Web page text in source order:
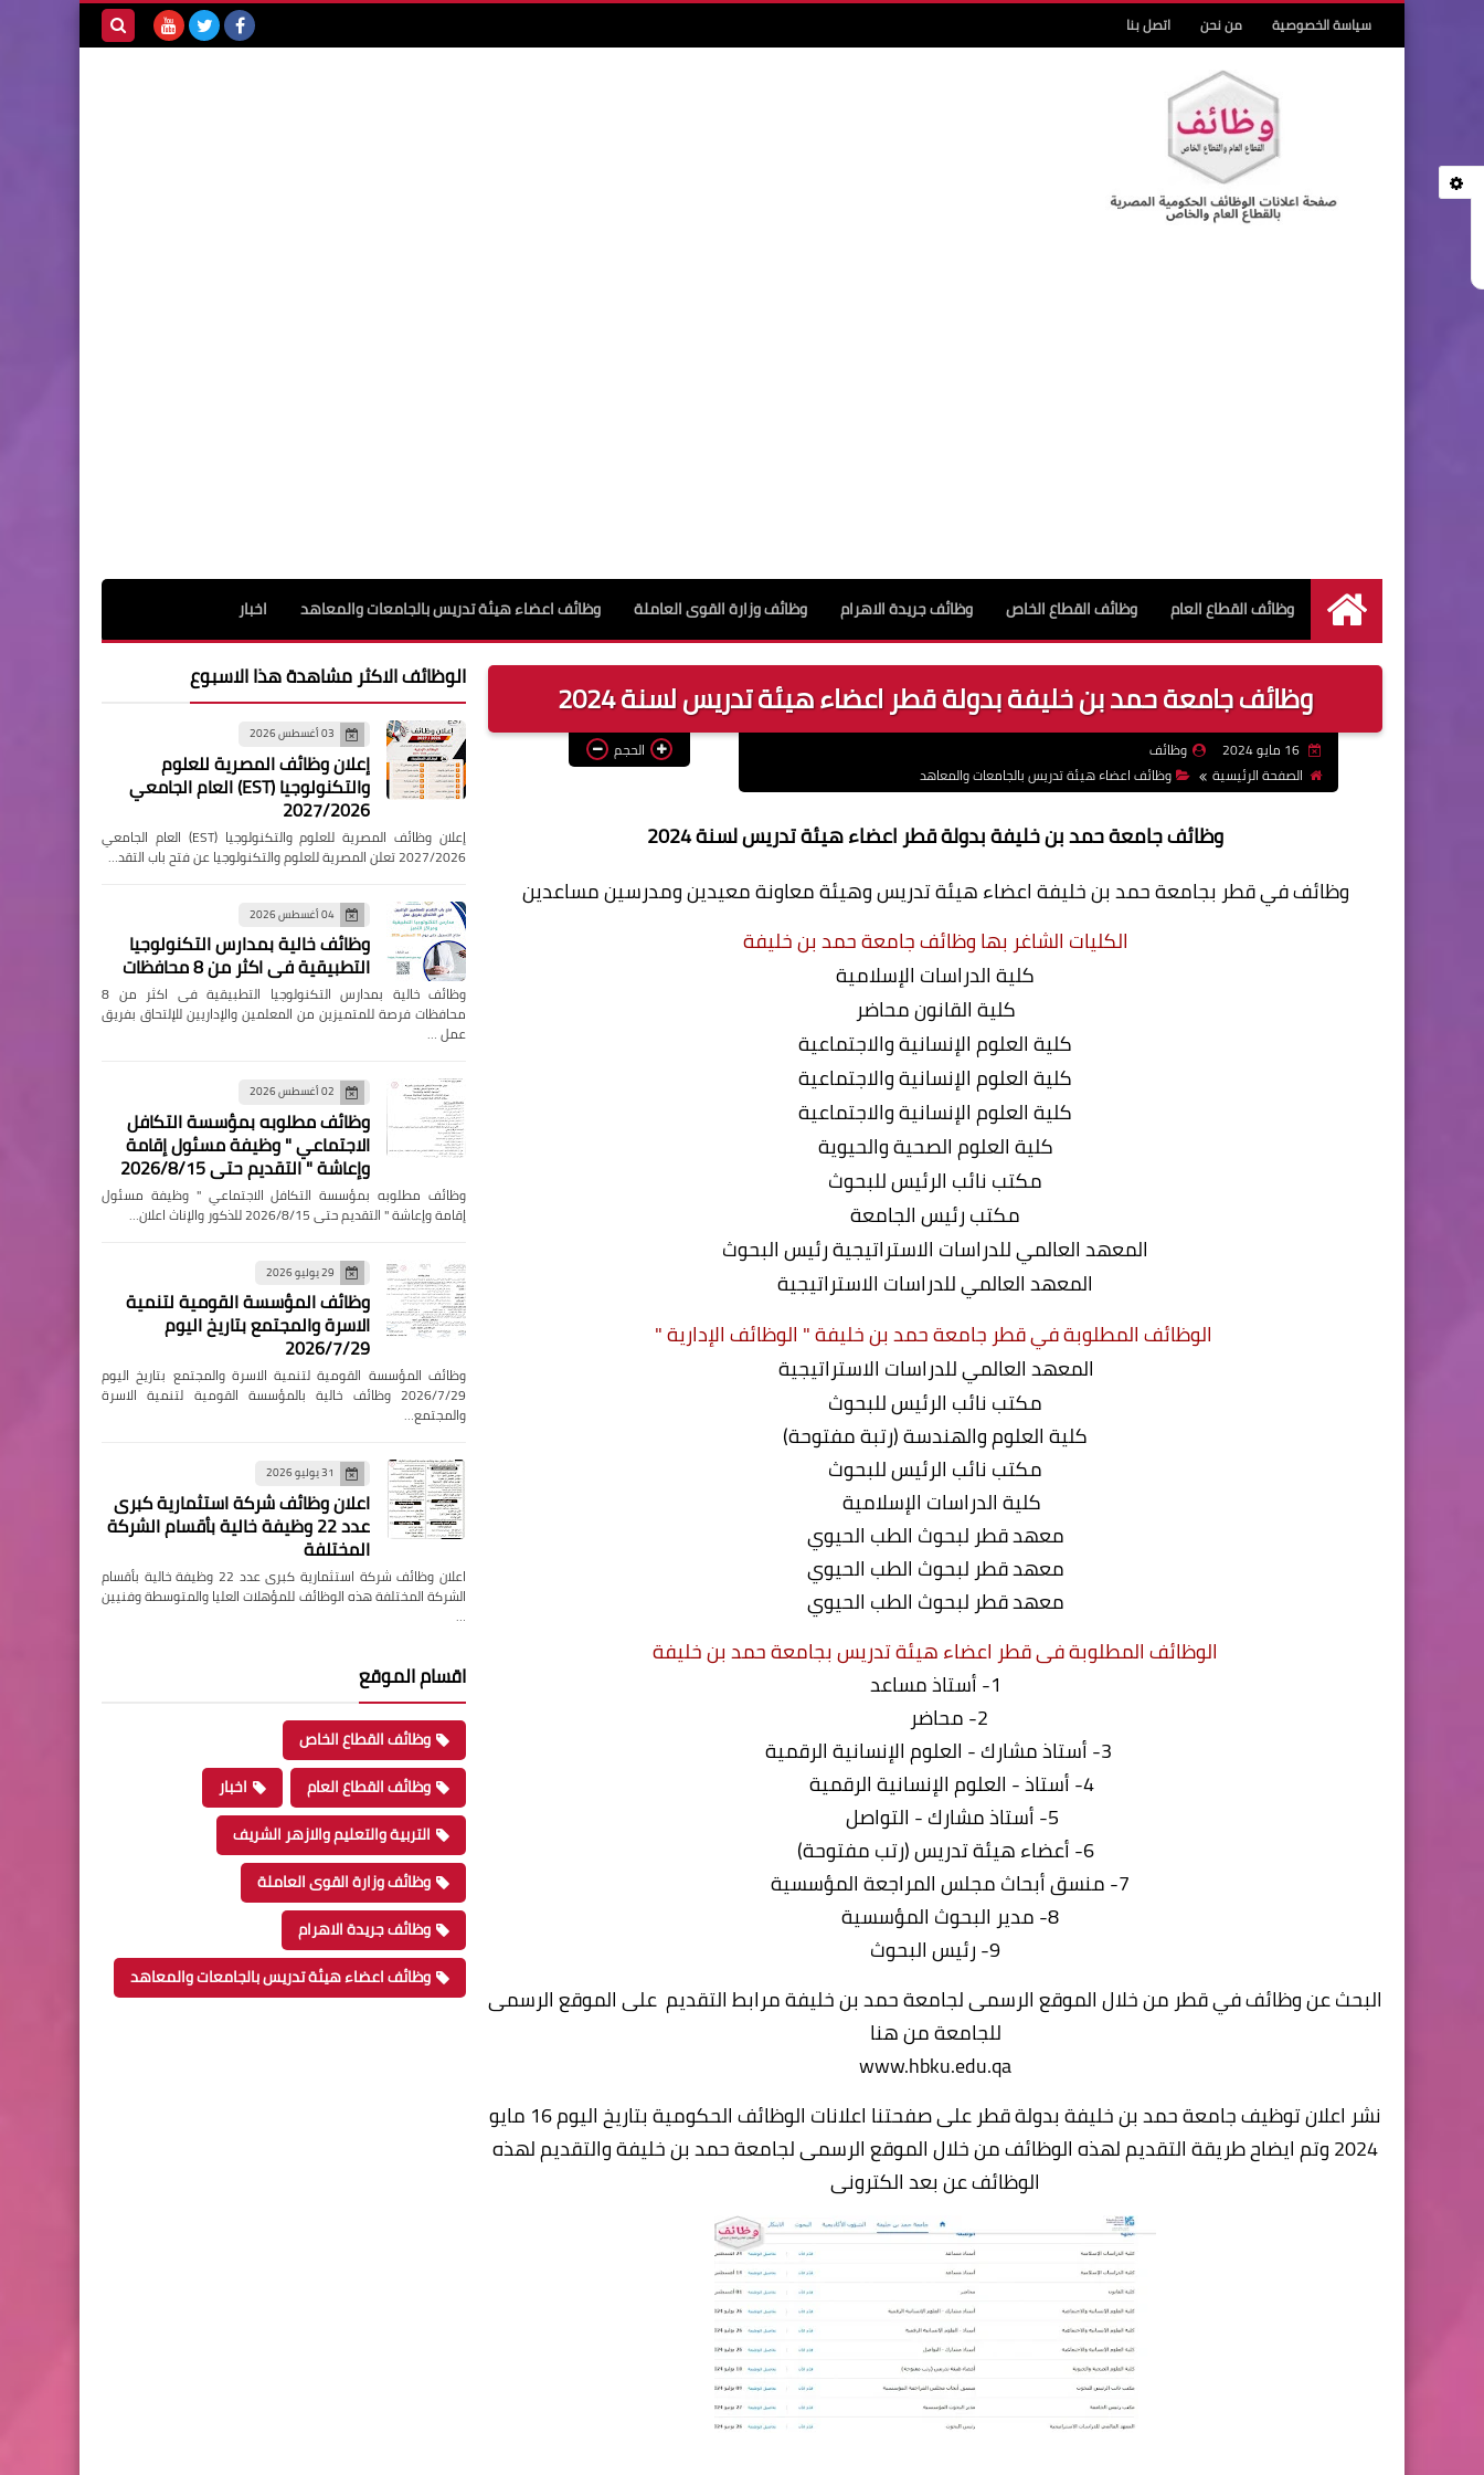
سياسة الخصوصية من نحن اتصل بنا
الرئيسية
وظائف القطاع العام وظائف القطاع الخاص وظائف جريدة الاهرام وظائف وزارة القوى العاملة وظائف اعضاء هيئة تدريس بالجامعات والمعاهد اخبار
وظائف جامعة حمد بن خليفة بدولة قطر اعضاء هيئة تدريس لسنة 2024
16 مايو 2024
وظائف
الصفحة الرئيسية
وظائف اعضاء هيئة تدريس بالجامعات والمعاهد
الحجم
وظائف جامعة حمد بن خليفة بدولة قطر اعضاء هيئة تدريس لسنة 2024
وظائف في قطر بجامعة حمد بن خليفة اعضاء هيئة تدريس وهيئة معاونة معيدين ومدرسين مساعدين
الكليات الشاغر بها وظائف جامعة حمد بن خليفة
كلية الدراسات الإسلامية
كلية القانون محاضر
كلية العلوم الإنسانية والاجتماعية
كلية العلوم الإنسانية والاجتماعية
كلية العلوم الإنسانية والاجتماعية
كلية العلوم الصحية والحيوية
مكتب نائب الرئيس للبحوث
مكتب رئيس الجامعة
المعهد العالمي للدراسات الاستراتيجية رئيس البحوث
المعهد العالمي للدراسات الاستراتيجية
الوظائف المطلوبة في قطر جامعة حمد بن خليفة " الوظائف الإدارية "
المعهد العالمي للدراسات الاستراتيجية
مكتب نائب الرئيس للبحوث
كلية العلوم والهندسة (رتبة مفتوحة)
مكتب نائب الرئيس للبحوث
كلية الدراسات الإسلامية
معهد قطر لبحوث الطب الحيوي
معهد قطر لبحوث الطب الحيوي
معهد قطر لبحوث الطب الحيوي
الوظائف المطلوبة فى قطر اعضاء هيئة تدريس بجامعة حمد بن خليفة
1- أستاذ مساعد
2- محاضر
3- أستاذ مشارك - العلوم الإنسانية الرقمية
4- أستاذ - العلوم الإنسانية الرقمية
5- أستاذ مشارك - التواصل
6- أعضاء هيئة تدريس (رتب مفتوحة)
7- منسق أبحاث مجلس المراجعة المؤسسية
8- مدير البحوث المؤسسية
9- رئيس البحوث
البحث عن وظائف في قطر من خلال الموقع الرسمى لجامعة حمد بن خليفة مرابط التقديم على الموقع الرسمى
للجامعة من هنا
www.hbku.edu.qa
نشر اعلان توظيف جامعة حمد بن خليفة بدولة قطر على صفحتنا اعلانات الوظائف الحكومية بتاريخ اليوم 16 مايو
2024 وتم ايضاح طريقة التقديم لهذه الوظائف من خلال الموقع الرسمى لجامعة حمد بن خليفة والتقديم لهذه
الوظائف عن بعد الكترونى
الوظائف الاكثر مشاهدة هذا الاسبوع
03 أغسطس 2026
إعلان وظائف المصرية للعلوم
والتكنولوجيا (EST) العام الجامعي
2027/2026
إعلان وظائف المصرية للعلوم والتكنولوجيا (EST) العام الجامعي
2027/2026 تعلن المصرية للعلوم والتكنولوجيا عن فتح باب التقد…
04 أغسطس 2026
وظائف خالية بمدارس التكنولوجيا
التطبيقية فى اكثر من 8 محافظات
وظائف خالية بمدارس التكنولوجيا التطبيقية فى اكثر من 8
محافظات فرصة للمتميزين من المعلمين والإداريين للإلتحاق بفريق
عمل …
02 أغسطس 2026
وظائف مطلوبه بمؤسسة التكافل
الاجتماعي " وظيفة مسئول إقامة
وإعاشة " التقديم حتى 2026/8/15
وظائف مطلوبه بمؤسسة التكافل الاجتماعي " وظيفة مسئول
إقامة وإعاشة " التقديم حتى 2026/8/15 للذكور والإناث اعلان…
29 يوليو 2026
وظائف المؤسسة القومية لتنمية
الاسرة والمجتمع بتاريخ اليوم
2026/7/29
وظائف المؤسسة القومية لتنمية الاسرة والمجتمع بتاريخ اليوم
2026/7/29 وظائف خالية بالمؤسسة القومية لتنمية الاسرة
والمجتمع…
31 يوليو 2026
اعلان وظائف شركة استثمارية كبرى
عدد 22 وظيفة خالية بأقسام الشركة
المختلفة
اعلان وظائف شركة استثمارية كبرى عدد 22 وظيفة خالية بأقسام
الشركة المختلفة هذه الوظائف للمؤهلات العليا والمتوسطة وفنيين
…
اقسام الموقع
وظائف القطاع الخاص
وظائف القطاع العام
اخبار
التربية والتعليم والازهر الشريف
وظائف وزارة القوى العاملة
وظائف جريدة الاهرام
وظائف اعضاء هيئة تدريس بالجامعات والمعاهد